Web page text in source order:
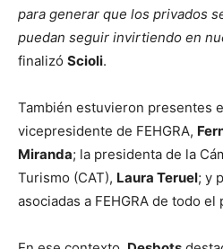
para generar que los privados
puedan seguir invirtiendo en
finalizó Scioli.
También estuvieron presentes
vicepresidente de FEHGRA,
Miranda; la presidenta de la
Turismo (CAT), Laura Teruel; y
asociadas a FEHGRA de todo el